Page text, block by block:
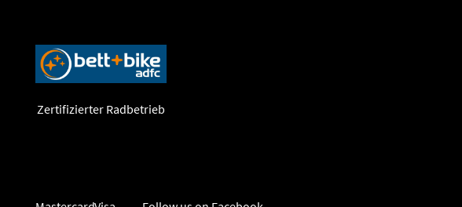
Zertifizierter Radbetrieb